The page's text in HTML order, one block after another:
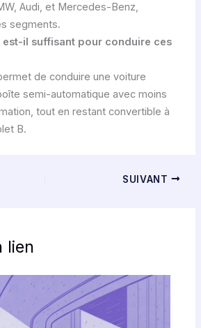
Audi, et Mercedes-Benz,
segments.
est-il suffisant pour conduire ces
de conduire une voiture
semi-automatique avec moins
tout en restant convertible à
B.
SUIVANT
lien